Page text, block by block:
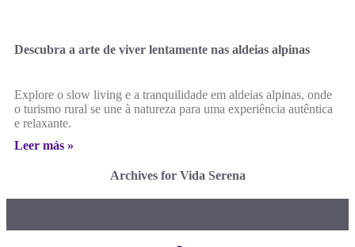
Descubra a arte de viver lentamente nas aldeias alpinas
Explore o slow living e a tranquilidade em aldeias alpinas, onde
o turismo rural se une à natureza para uma experiência autêntica
e relaxante.
Leer más »
Archives for Vida Serena